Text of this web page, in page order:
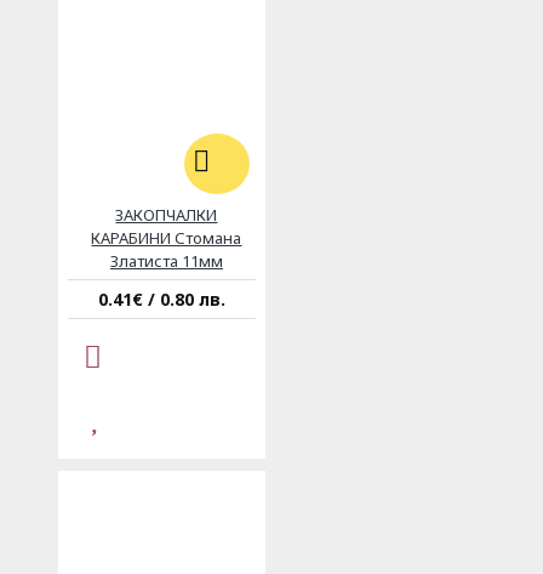
ЗАКОПЧАЛКИ
КАРАБИНИ Стомана
Златиста 11мм
0.41€ / 0.80 лв.